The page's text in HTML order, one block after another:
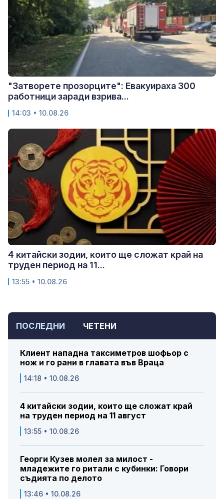
ПОСЛЕДНИ ЧЕТЕНИ
Клиент нападна таксиметров шофьор с
нож и го рани в главата във Враца
14:18 • 10.08.26
4 китайски зодии, които ще сложат край
на труден период на 11 август
13:55 • 10.08.26
Георги Кузев молел за милост -
младежите го ритали с кубинки: Говори
съдията по делото
13:46 • 10.08.26
"Затворете прозорците": Евакуираха 300
работници заради взрива...
14:03 • 10.08.26
4 китайски зодии, които ще сложат край на
труден период на 11...
13:55 • 10.08.26